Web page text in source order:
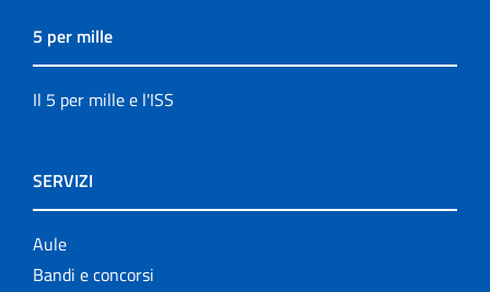
5 per mille
Il 5 per mille e l'ISS
SERVIZI
Aule
Bandi e concorsi